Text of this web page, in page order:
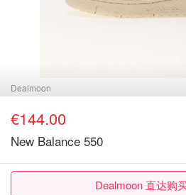
Dealmoon
€144.00
New Balance 550
Dealmoon 直达购